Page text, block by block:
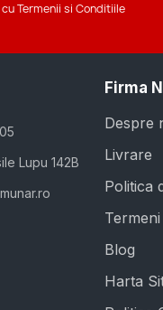
Termenii si Conditiile
Lupu 142B
Firma
Despre
Livrare
Politica
Blog
Harta